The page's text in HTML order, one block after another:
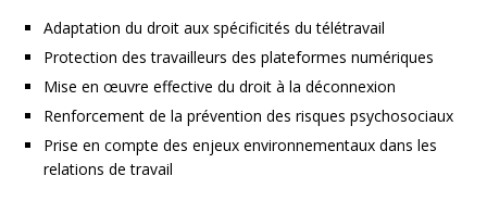
Adaptation du droit aux spécificités du télétravail
Protection des travailleurs des plateformes numériques
Mise en œuvre effective du droit à la déconnexion
Renforcement de la prévention des risques psychosociaux
Prise en compte des enjeux environnementaux dans les
relations de travail